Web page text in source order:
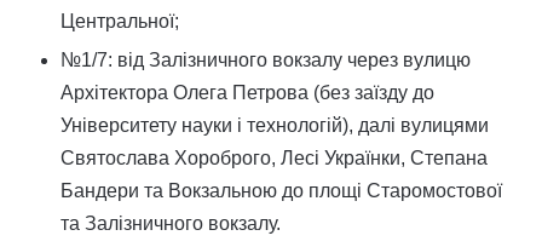
Центральної;
№1/7: від Залізничного вокзалу через вулицю
Архітектора Олега Петрова (без заїзду до
Університету науки і технологій), далі вулицями
Святослава Хороброго, Лесі Українки, Степана
Бандери та Вокзальною до площі Старомостової
та Залізничного вокзалу.